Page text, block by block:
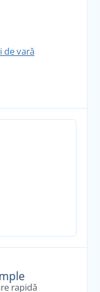
de vară
rapidă